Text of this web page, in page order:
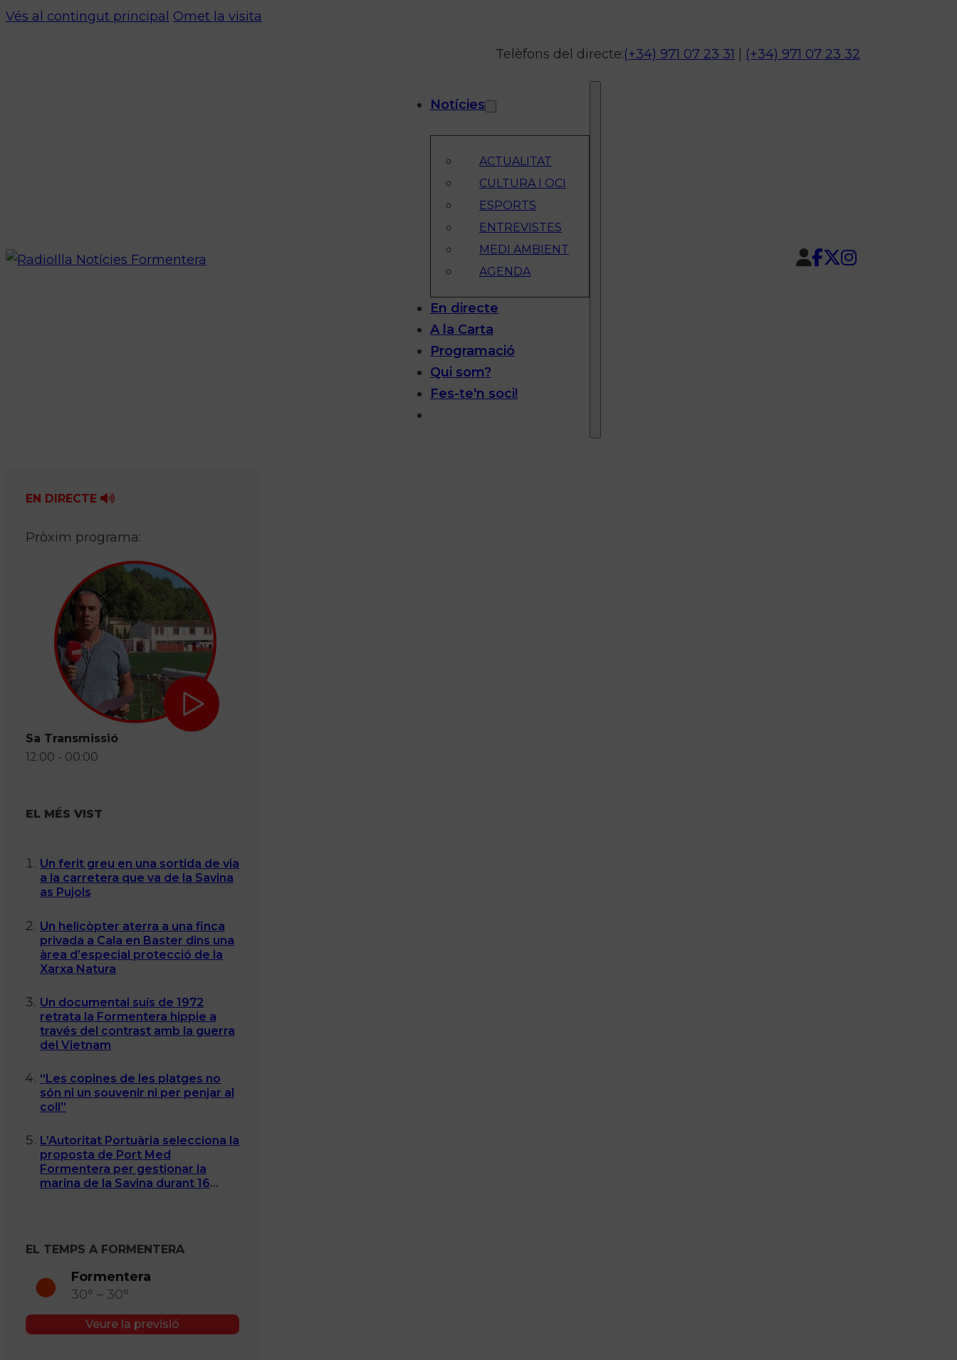
Vés al contingut principal Omet la visita
Telèfons del directe:(+34) 971 07 23 31 (+34) 971 07 23 32
Notícies
ACTUALITAT
CULTURA I OCI
ESPORTS
ENTREVISTES
MEDI AMBIENT
AGENDA
En directe
A la Carta
Programació
Qui som?
Fes-te'n soci!
EN DIRECTE
Pròxim programa:
Sa Transmissió
12:00 - 00:00
EL MÉS VIST
Un ferit greu en una sortida de via
a la carretera que va de la Savina
as Pujols
Un helicòpter aterra a una finca
privada a Cala en Baster dins una
àrea d’especial protecció de la
Xarxa Natura
Un documental suís de 1972
retrata la Formentera hippie a
través del contrast amb la guerra
del Vietnam
“Les copines de les platges no
són ni un souvenir ni per penjar al
coll”
L’Autoritat Portuària selecciona la
proposta de Port Med
Formentera per gestionar la
marina de la Savina durant 16
EL TEMPS A FORMENTERA
Formentera
30° – 30°
Veure la previsió